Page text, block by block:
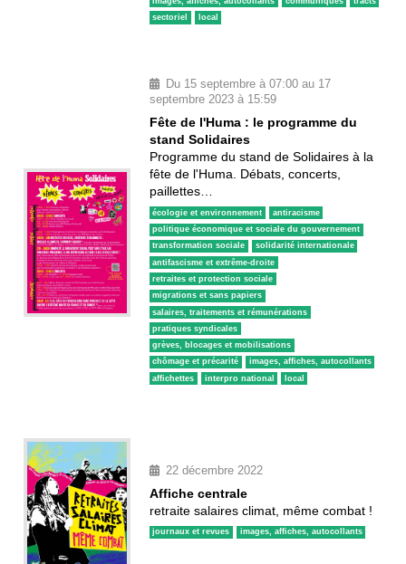
sectoriel
local
Du 15 septembre à 07:00 au 17
septembre 2023 à 15:59
Fête de l'Huma : le programme du
stand Solidaires
Programme du stand de Solidaires à la
fête de l'Huma. Débats, concerts,
paillettes…
écologie et environnement
antiracisme
politique économique et sociale du gouvernement
transformation sociale
solidarité internationale
antifascisme et extrême-droite
retraites et protection sociale
migrations et sans papiers
salaires, traitements et rémunérations
pratiques syndicales
grèves, blocages et mobilisations
chômage et précarité
images, affiches, autocollants
affichettes
interpro national local
22 décembre 2022
Affiche centrale
retraite salaires climat, même combat !
journaux et revues images, affiches, autocollants